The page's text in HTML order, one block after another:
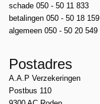
schade 050 - 50 11 833
betalingen 050 - 50 18 159
algemeen 050 - 50 20 549
Postadres
A.A.P Verzekeringen
Postbus 110